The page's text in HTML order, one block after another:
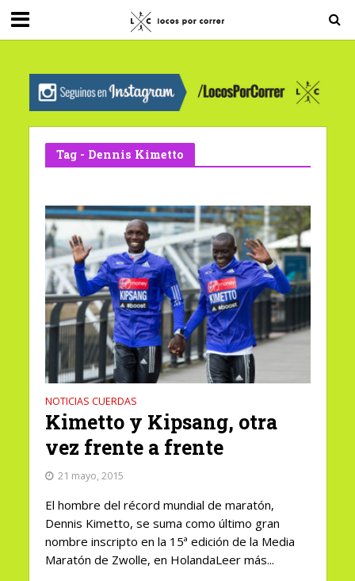
G-0X2PD3RFLV
Tag - Dennis Kimetto
NOTICIAS CUERDAS
Kimetto y Kipsang, otra
vez frente a frente
21 mayo, 2015
El hombre del récord mundial de maratón,
Dennis Kimetto, se suma como último gran
nombre inscripto en la 15ª edición de la Media
Maratón de Zwolle, en HolandaLeer más...